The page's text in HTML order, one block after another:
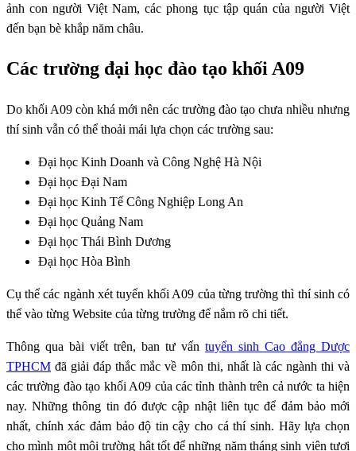
ảnh con người Việt Nam, các phong tục tập quán của người Việt
đến bạn bè khắp năm châu.
Các trường đại học đào tạo khối A09
Do khối A09 còn khá mới nên các trường đào tạo chưa nhiều nhưng
thí sinh vẫn có thể thoải mái lựa chọn các trường sau:
Đại học Kinh Doanh và Công Nghệ Hà Nội
Đại học Đại Nam
Đại học Kinh Tế Công Nghiệp Long An
Đại học Quảng Nam
Đại học Thái Bình Dương
Đại học Hòa Bình
Cụ thể các ngành xét tuyển khối A09 của từng trường thì thí sinh có
thể vào từng Website của từng trường để nắm rõ chi tiết.
Thông qua bài viết trên, ban tư vấn tuyển sinh Cao đẳng Dược
TPHCM đã giải đáp thắc mắc về môn thi, nhất là các ngành thi và
các trường đào tạo khối A09 của các tỉnh thành trên cả nước ta hiện
nay. Những thông tin đó được cập nhật liên tục để đảm bảo mới
nhất, chính xác đảm bảo độ tin cậy cho cá thí sinh. Hãy lựa chọn
cho mình một môi trường hật tốt để những năm tháng sinh viên tươi